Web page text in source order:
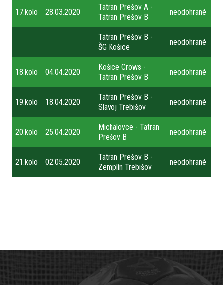
17.kolo 28.03.2020
Tatran Prešov A -
Tatran Prešov B
neodohrané
Tatran Prešov B -
ŠG Košice
neodohrané
18.kolo 04.04.2020
Košice Crows -
Tatran Prešov B
neodohrané
19.kolo 18.04.2020
Tatran Prešov B -
Slavoj Trebišov
neodohrané
20.kolo 25.04.2020
Michalovce - Tatran
Prešov B
neodohrané
21.kolo 02.05.2020
Tatran Prešov B -
Zemplín Trebišov
neodohrané